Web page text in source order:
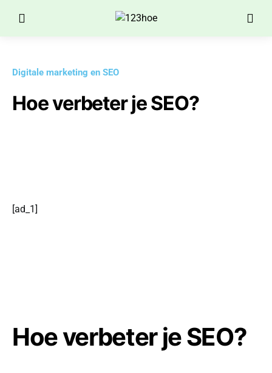
Digitale marketing en SEO
Hoe verbeter je SEO?
[ad_1]
Hoe verbeter je SEO?